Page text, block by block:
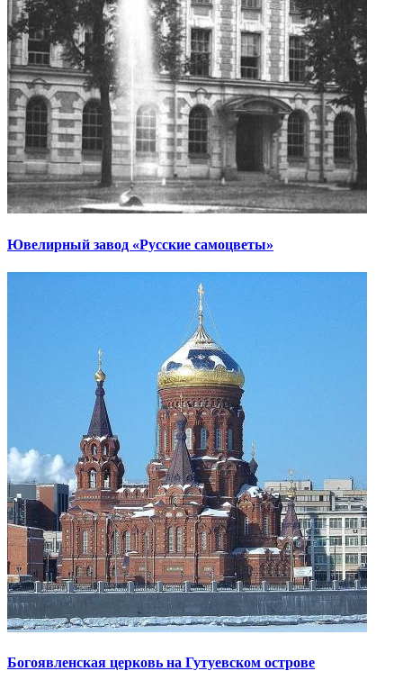
Ювелирный завод «Русские самоцветы»
Богоявленская церковь на Гутуевском острове